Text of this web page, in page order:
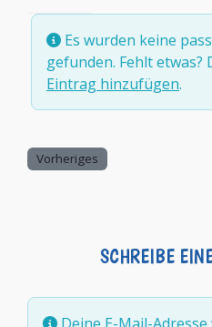
Es wurden keine
gefunden. Fehlt etwas?
Eintrag hinzufügen.
Vorheriges
SCHREIBE